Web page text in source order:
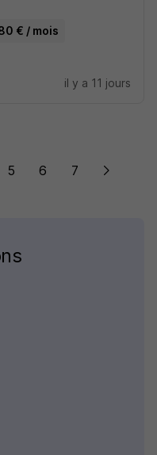
€ / mois
il y a 11 jours
5 6 7